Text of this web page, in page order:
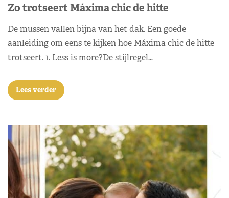
Zo trotseert Máxima chic de hitte
De mussen vallen bijna van het dak. Een goede
aanleiding om eens te kijken hoe Máxima chic de hitte
trotseert. 1. Less is more?De stijlregel…
Lees verder